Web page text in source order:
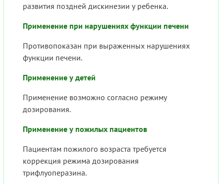
развития поздней дискинезии у ребенка.
Применение при нарушениях функции печени
Противопоказан при выраженных нарушениях
функции печени.
Применение у детей
Применение возможно согласно режиму
дозирования.
Применение у пожилых пациентов
Пациентам пожилого возраста требуется
коррекция режима дозирования
трифлуоперазина.